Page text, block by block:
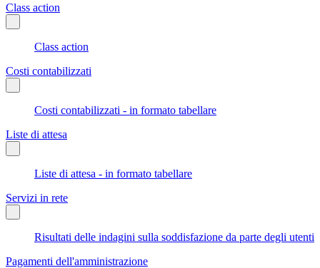
Class action
Class action
Costi contabilizzati
Costi contabilizzati - in formato tabellare
Liste di attesa
Liste di attesa - in formato tabellare
Servizi in rete
Risultati delle indagini sulla soddisfazione da parte degli utenti
Pagamenti dell'amministrazione